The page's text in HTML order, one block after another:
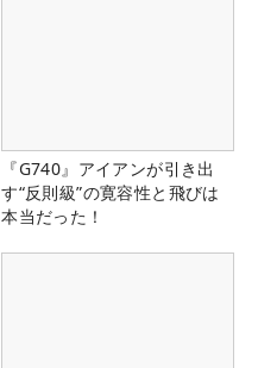
『G740』アイアンが引き出
す“反則級”の寛容性と飛びは
本当だった！